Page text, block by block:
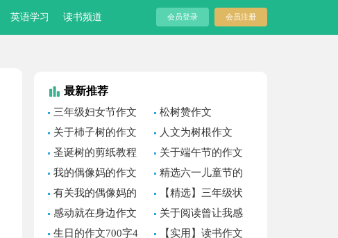
英语学习 读书频道 会员登录 会员注册
最新推荐
三年级妇女节作文
300字（通用80篇）
松树赞作文
关于杮子树的作文
人文为树根作文
圣诞树的剪纸教程
关于端午节的作文
700字合集六篇
我的偶像妈的作文
400字汇编六篇
精选六一儿童节的
作文700字3篇
有关我的偶像妈的
作文600字八篇
【精选】三年级状
物作文300字三篇
感动就在身边作文
(汇编15篇)
关于阅读曾让我感
动作文600字集锦8篇
生日的作文700字4
【实用】读书作文